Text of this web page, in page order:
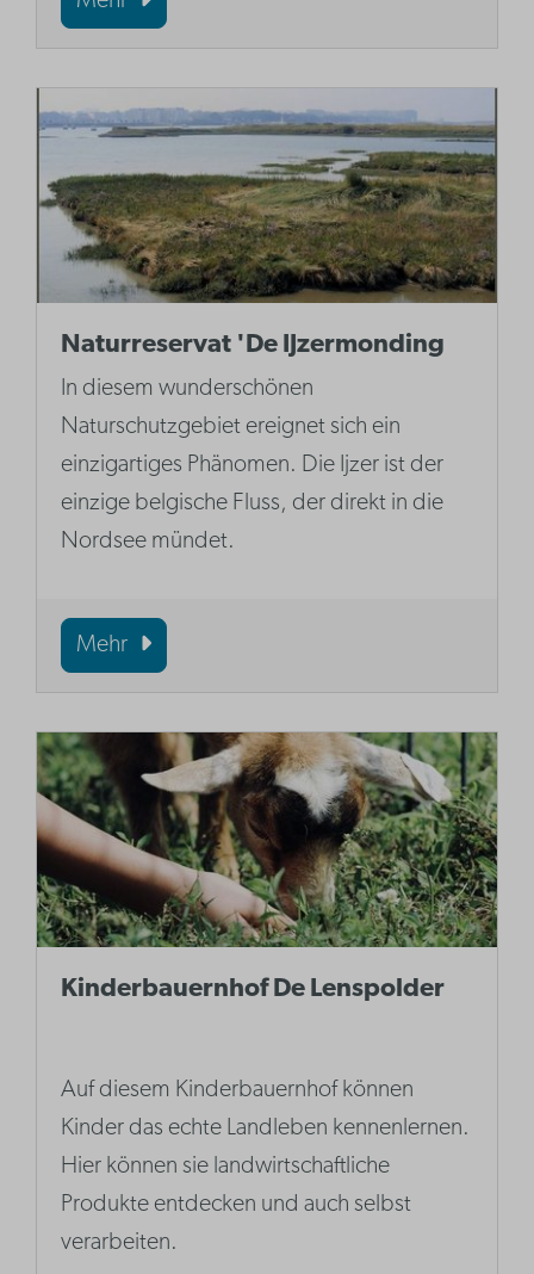
Naturreservat 'De IJzermonding
In diesem wunderschönen
Naturschutzgebiet ereignet sich ein
einzigartiges Phänomen. Die Ijzer ist der
einzige belgische Fluss, der direkt in die
Nordsee mündet.
Mehr
Kinderbauernhof De Lenspolder
Auf diesem Kinderbauernhof können
Kinder das echte Landleben kennenlernen.
Hier können sie landwirtschaftliche
Produkte entdecken und auch selbst
verarbeiten.